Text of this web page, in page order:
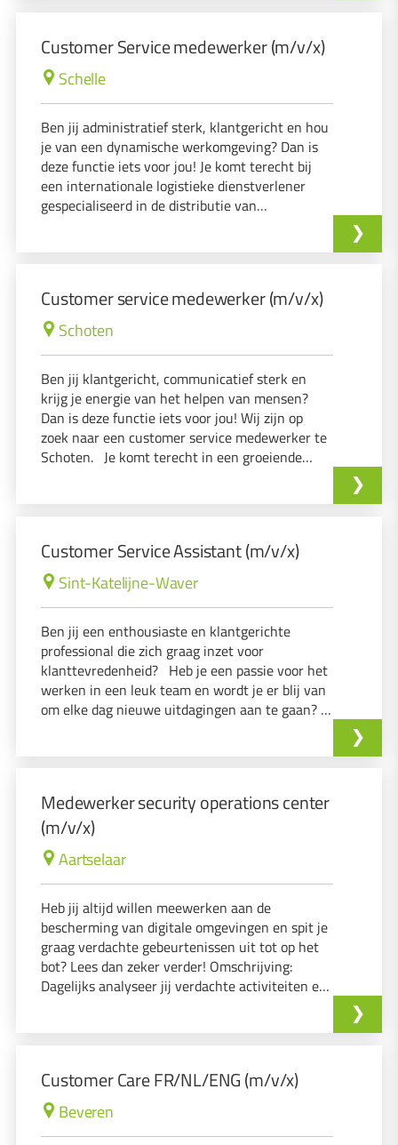
Customer Service medewerker (m/v/x)
Schelle
Ben jij administratief sterk, klantgericht en hou
je van een dynamische werkomgeving? Dan is
deze functie iets voor jou! Je komt terecht bij
een internationale logistieke dienstverlener
gespecialiseerd in de distributie van
Customer service medewerker (m/v/x)
Schoten
Ben jij klantgericht, communicatief sterk en
krijg je energie van het helpen van mensen?
Dan is deze functie iets voor jou! Wij zijn op
zoek naar een customer service medewerker te
Schoten. Je komt terecht in een groeiende
Customer Service Assistant (m/v/x)
Sint-Katelijne-Waver
Ben jij een enthousiaste en klantgerichte
professional die zich graag inzet voor
klanttevredenheid? Heb je een passie voor het
werken in een leuk team en wordt je er blij van
om elke dag nieuwe uitdagingen aan te gaan?
Medewerker security operations center
(m/v/x)
Aartselaar
Heb jij altijd willen meewerken aan de
bescherming van digitale omgevingen en spit je
graag verdachte gebeurtenissen uit tot op het
bot? Lees dan zeker verder! Omschrijving:
Dagelijks analyseer jij verdachte activiteiten en
Customer Care FR/NL/ENG (m/v/x)
Beveren